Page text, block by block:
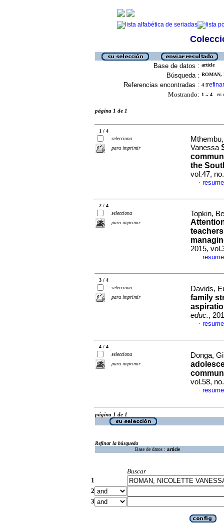
Base de datos : article
Búsqueda : ROMAN,
Referencias encontradas : 4 [refinar
Mostrando: 1 .. 4 en
página 1 de 1
1 / 4
selecciona
para imprimir
Vanessa
the
vol.47,
·
2 / 4
selecciona
para imprimir
Topkin,
2015,
·
3 / 4
selecciona
para imprimir
Davids,
family
educ.,
·
4 / 4
selecciona
para imprimir
Donga,
vol.58,
·
página 1 de 1
Refinar la búsqueda
Base de datos : article
Buscar
1
2
3